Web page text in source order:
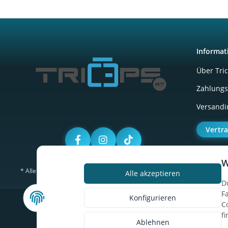
Alle akzeptieren
Konfigurieren
Ablehnen
Über
* Alle Preise inkl. gesetzlicher USt., zzgl.Versand